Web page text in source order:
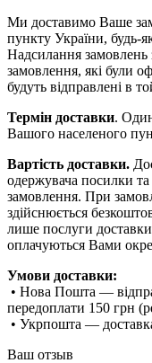
Ми доставимо Ваше
пункту України, будь-
Надсилання замовлень
замовлення, які були
будуть відправлені в
Термін доставки.
Вашого населеного
Вартість доставки.
одержувача посилки
замовлення. При
здійснюється
лише послуги
оплачуються Вами
Умови доставки:
• Нова Пошта —
передоплати 150 грн
• Укрпошта —
Ваш отзыв